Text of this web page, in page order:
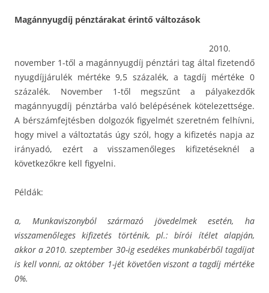
Magánnyugdíj pénztárakat érintő változások
2010.
november 1-től a magánnyugdíj pénztári tag által fizetendő
nyugdíjjárulék mértéke 9,5 százalék, a tagdíj mértéke 0
százalék. November 1-től megszűnt a pályakezdők
magánnyugdíj pénztárba való belépésének kötelezettsége.
A bérszámfejtésben dolgozók figyelmét szeretném felhívni,
hogy mivel a változtatás úgy szól, hogy a kifizetés napja az
irányadó, ezért a visszamenőleges kifizetéseknél a
következőkre kell figyelni.
Példák:
a, Munkaviszonyból származó jövedelmek esetén, ha
visszamenőleges kifizetés történik, pl.: bírói ítélet alapján,
akkor a 2010. szeptember 30-ig esedékes munkabérből tagdíjat
is kell vonni, az október 1-jét követően viszont a tagdíj mértéke
0%.